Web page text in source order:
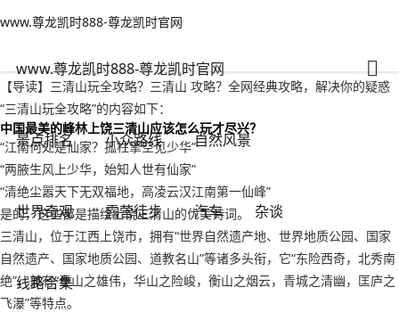
www.尊龙凯时888-尊龙凯时官网
www.尊龙凯时888-尊龙凯时官网
景点排名 小众路线 自然风景
世界奇观 露营徒步 汽车 杂谈
线路合集
www.尊龙凯时888-尊龙凯时官网
三清山玩全攻略？三清山 攻略-www.尊龙凯时888
【导读】三清山玩全攻略？三清山 攻略？全网经典攻略，解决你的疑惑
“三清山玩全攻略”的内容如下：
中国最美的峰林上饶三清山应该怎么玩才尽兴？
“江南何处是仙家？孤柱擎空见少华”
“两腋生风上少华，始知人世有仙家”
“清绝尘嚣天下无双福地，高凌云汉江南第一仙峰”
是的，这些都是描绘上饶三清山的优美诗词。
三清山，位于江西上饶市，拥有“世界自然遗产地、世界地质公园、国家
自然遗产、国家地质公园、道教名山”等诸多头衔，它“东险西奇，北秀南
绝”，兼有“泰山之雄伟，华山之险峻，衡山之烟云，青城之清幽，匡庐之
飞瀑”等特点。